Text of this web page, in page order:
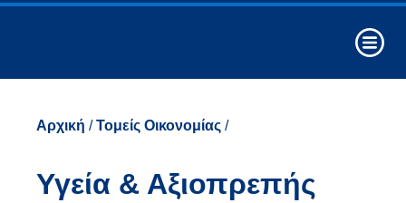
Ψηφιακού
Στρατηγικοί
Αρχική /Τομείς Οικονομίας /
Υγεία & Αξιοπρεπής